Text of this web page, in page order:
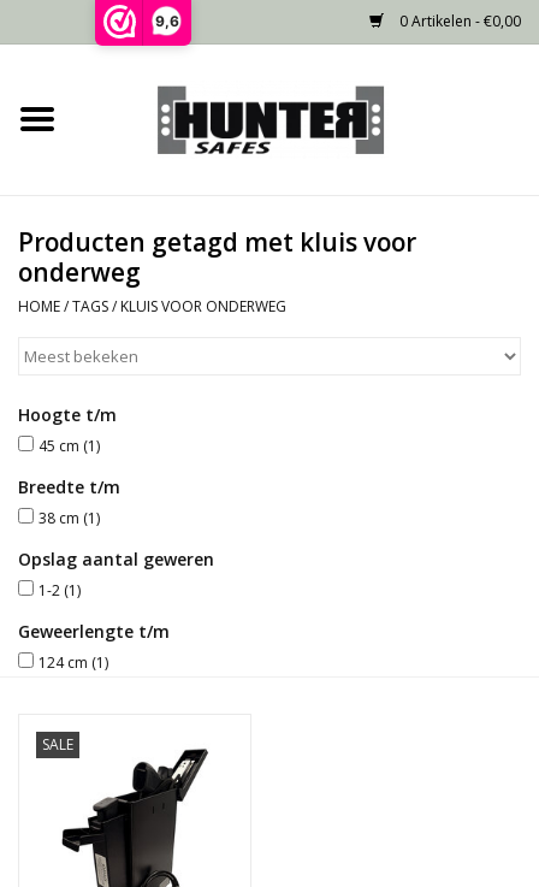
9,6 0 Artikelen - €0,00
Home
Gecertificeerd
Niet gecertificeerd
Recente projecten
Opties
Blog
Producten getagd met kluis voor
onderweg
HOME/TAGS/ KLUIS VOOR ONDERWEG
Hoogte t/m
45 cm (1)
Breedte t/m
38 cm (1)
Opslag aantal geweren
1-2 (1)
Geweerlengte t/m
124 cm (1)
SALE